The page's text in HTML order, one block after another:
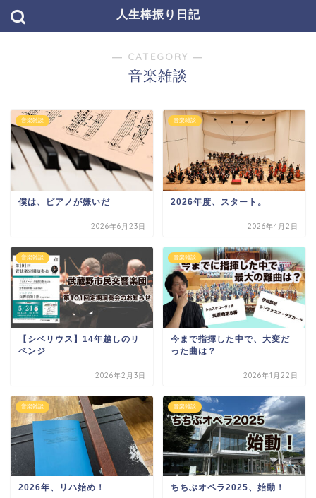
人生棒振り日記
― CATEGORY ―
音楽雑談
音楽雑談
僕は、ピアノが嫌いだ
2026年6月23日
音楽雑談
2026年度、スタート。
2026年4月2日
音楽雑談
【シベリウス】14年越しのリ
ベンジ
2026年2月3日
音楽雑談
今まで指揮した中で、大変だ
った曲は？
2026年1月22日
音楽雑談
2026年、リハ始め！
音楽雑談
ちちぶオペラ2025、始動！